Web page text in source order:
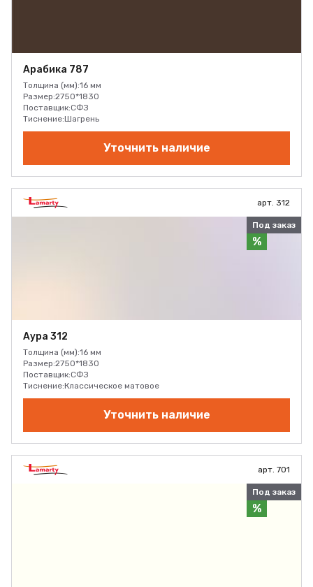
Арабика 787
Толщина (мм):16 мм
Размер:2750*1830
Поставщик:СФЗ
Тиснение:Шагрень
Уточнить наличие
арт. 312
Под заказ
%
Аура 312
Толщина (мм):16 мм
Размер:2750*1830
Поставщик:СФЗ
Тиснение:Классическое матовое
Уточнить наличие
арт. 701
Под заказ
%